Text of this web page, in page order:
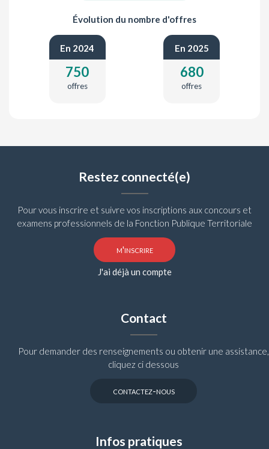
Évolution du nombre d'offres
En 2024
750
offres
En 2025
680
offres
Restez connecté(e)
Pour vous inscrire et suivre vos inscriptions aux concours et
examens professionnels de la Fonction Publique Territoriale
m'inscrire
J'ai déjà un compte
Contact
Pour demander des renseignements ou obtenir une assistance,
cliquez ci dessous
contactez-nous
Infos pratiques